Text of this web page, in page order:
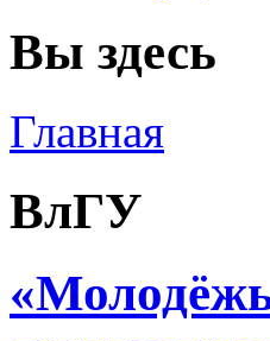
Вы здесь
Главная
ВлГУ